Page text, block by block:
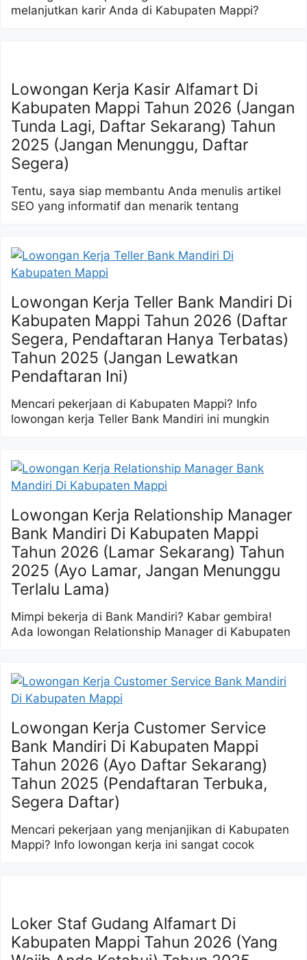
melanjutkan karir Anda di Kabupaten Mappi?
Lowongan Kerja Kasir Alfamart Di
Kabupaten Mappi Tahun 2026 (Jangan
Tunda Lagi, Daftar Sekarang) Tahun
2025 (Jangan Menunggu, Daftar
Segera)
Tentu, saya siap membantu Anda menulis artikel
SEO yang informatif dan menarik tentang
Lowongan Kerja Teller Bank Mandiri Di
Kabupaten Mappi Tahun 2026 (Daftar
Segera, Pendaftaran Hanya Terbatas)
Tahun 2025 (Jangan Lewatkan
Pendaftaran Ini)
Mencari pekerjaan di Kabupaten Mappi? Info
lowongan kerja Teller Bank Mandiri ini mungkin
Lowongan Kerja Relationship Manager
Bank Mandiri Di Kabupaten Mappi
Tahun 2026 (Lamar Sekarang) Tahun
2025 (Ayo Lamar, Jangan Menunggu
Terlalu Lama)
Mimpi bekerja di Bank Mandiri? Kabar gembira!
Ada lowongan Relationship Manager di Kabupaten
Lowongan Kerja Customer Service
Bank Mandiri Di Kabupaten Mappi
Tahun 2026 (Ayo Daftar Sekarang)
Tahun 2025 (Pendaftaran Terbuka,
Segera Daftar)
Mencari pekerjaan yang menjanjikan di Kabupaten
Mappi? Info lowongan kerja ini sangat cocok
Loker Staf Gudang Alfamart Di
Kabupaten Mappi Tahun 2026 (Yang